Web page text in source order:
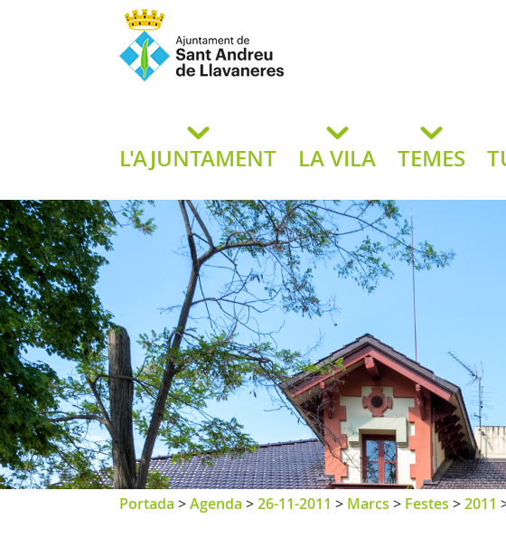
de
L'AJUNTAMENT LA VILA TEMES
Portada >Agenda >26-11-2011 > Marcs > Festes >2011